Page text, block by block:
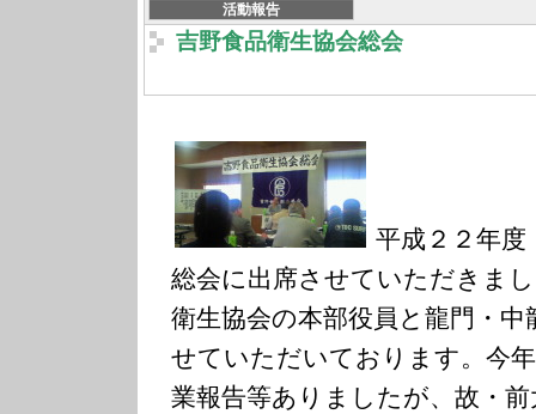
活動報告
吉野食品衛生協会総会
平成２２年度
総会に出席させていただきま
衛生協会の本部役員と龍門・
せていただいております。今
業報告等ありましたが、故・